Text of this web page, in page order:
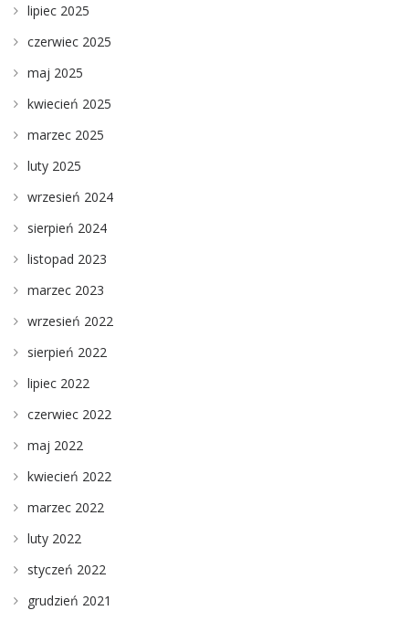
lipiec 2025
czerwiec 2025
maj 2025
kwiecień 2025
marzec 2025
luty 2025
wrzesień 2024
sierpień 2024
listopad 2023
marzec 2023
wrzesień 2022
sierpień 2022
lipiec 2022
czerwiec 2022
maj 2022
kwiecień 2022
marzec 2022
luty 2022
styczeń 2022
grudzień 2021